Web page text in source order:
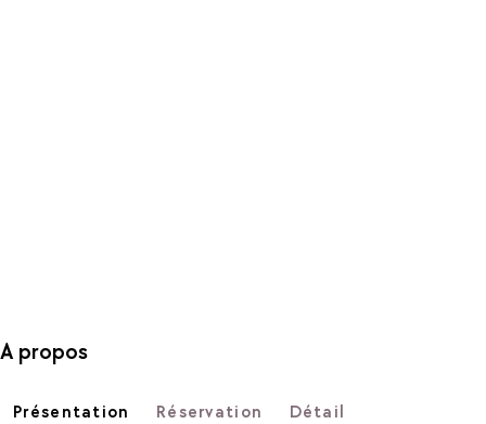
A propos
Présentation Réservation Détail